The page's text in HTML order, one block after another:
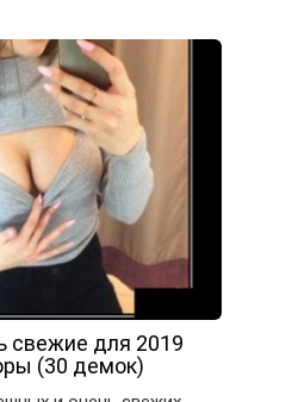
свежие для 2019
(30 демок)